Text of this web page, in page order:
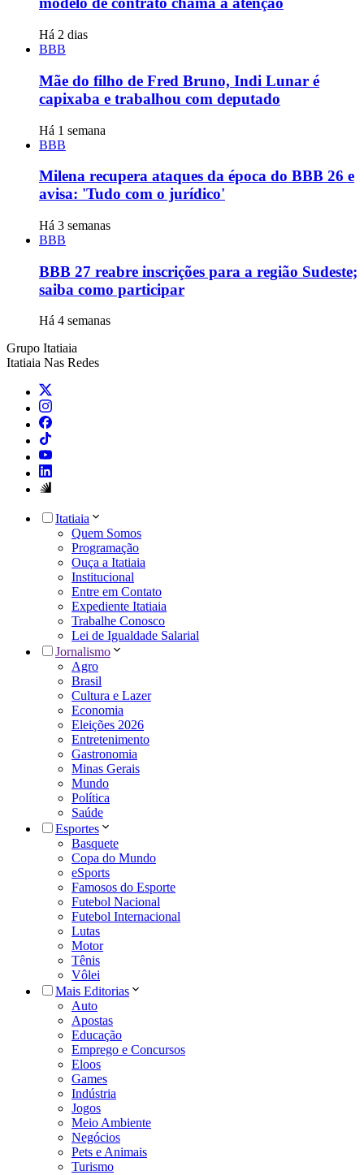
Há 2 dias
BBB
Mãe do filho de Fred Bruno, Indi Lunar é
capixaba e trabalhou com deputado
Há 1 semana
BBB
Milena recupera ataques da época do BBB 26 e
avisa: 'Tudo com o jurídico'
Há 3 semanas
BBB
BBB 27 reabre inscrições para a região Sudeste;
saiba como participar
Há 4 semanas
Grupo Itatiaia
Itatiaia Nas Redes
Itatiaia
Quem Somos
Programação
Ouça a Itatiaia
Institucional
Entre em Contato
Expediente Itatiaia
Trabalhe Conosco
Lei de Igualdade Salarial
Jornalismo
Agro
Brasil
Cultura e Lazer
Economia
Eleições 2026
Entretenimento
Gastronomia
Minas Gerais
Mundo
Política
Saúde
Esportes
Basquete
Copa do Mundo
eSports
Famosos do Esporte
Futebol Nacional
Futebol Internacional
Lutas
Motor
Tênis
Vôlei
Mais Editorias
Auto
Apostas
Educação
Emprego e Concursos
Eloos
Games
Indústria
Jogos
Meio Ambiente
Negócios
Pets e Animais
Turismo